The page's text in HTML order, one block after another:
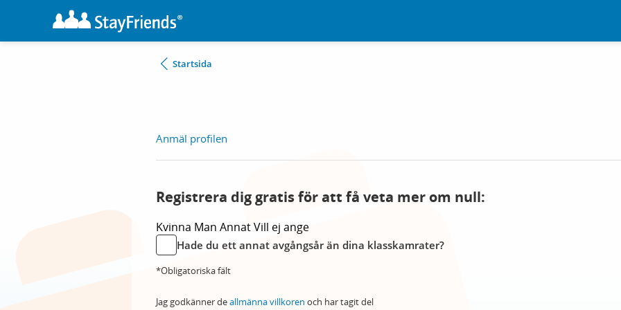
Startsida
Anmäl profilen
Registrera dig gratis för att få veta mer om null:
Kvinna Man AnnatVill ej ange
Hade du ett annat avgångsår än dina klasskamrater?
*Obligatoriska fält
Jag godkänner deallmänna villkoren och har tagit del